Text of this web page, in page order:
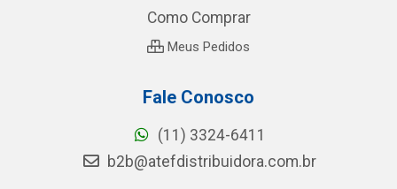
Como Comprar
Meus Pedidos
Fale Conosco
(11) 3324-6411
b2b@atefdistribuidora.com.br